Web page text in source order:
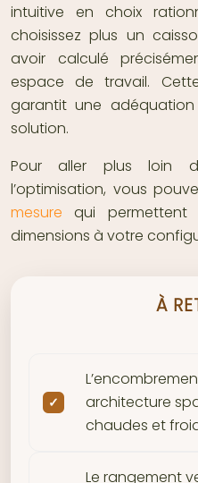
intuitive en choix
choisissez plus un
avoir calculé
espace de travail.
garantit une
solution.
Pour aller plus loin
l’optimisation, vous
mesure qui permettent
dimensions à votre
À
architecture
chaudes et
Le rangement